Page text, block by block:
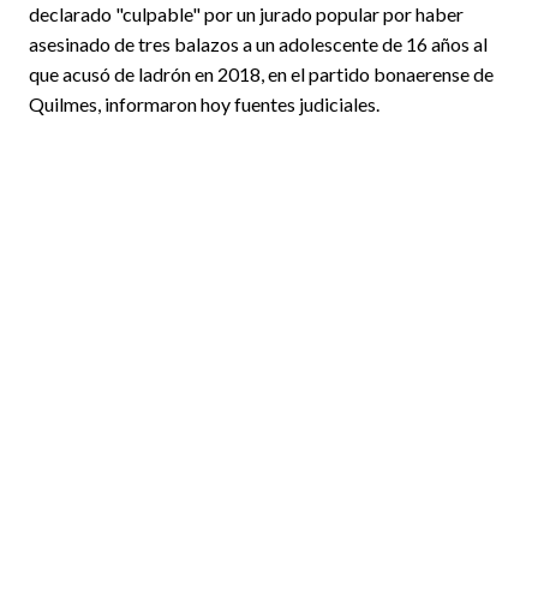
declarado "culpable" por un jurado popular por haber
asesinado de tres balazos a un adolescente de 16 años al
que acusó de ladrón en 2018, en el partido bonaerense de
Quilmes, informaron hoy fuentes judiciales.